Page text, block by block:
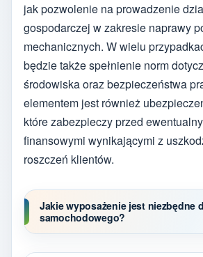
jak pozwolenie na prowadzenie
gospodarczej w zakresie naprawy
mechanicznych. W wielu
będzie także spełnienie norm
środowiska oraz bezpieczeństwa
elementem jest również
które zabezpieczy przed
finansowymi wynikającymi z
roszczeń klientów.
Jakie wyposażenie jest niezbędne
samochodowego?